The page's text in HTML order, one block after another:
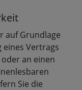
auf Grundlage
Vertrags
an einen
Sie die